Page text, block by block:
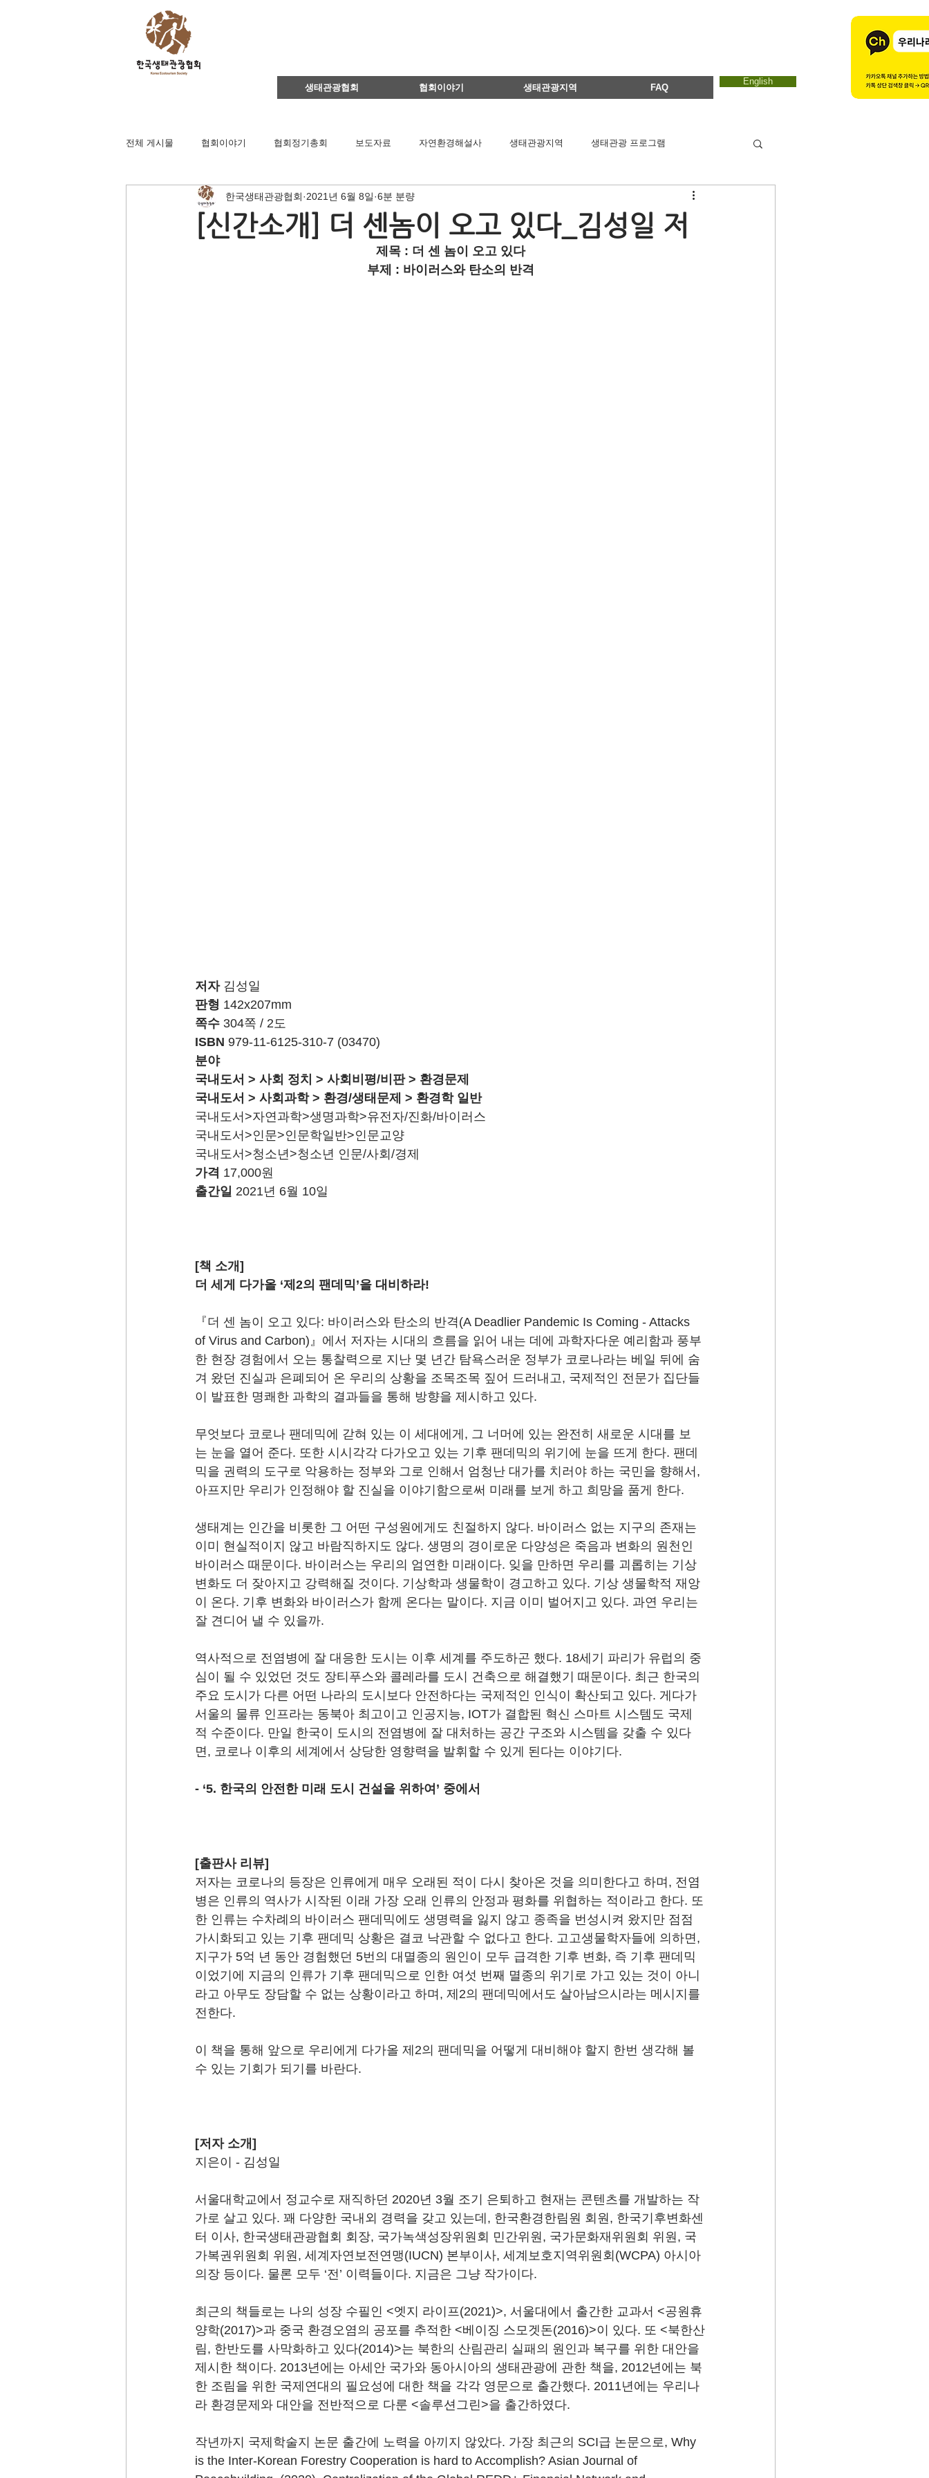
생태관광협회 협회이야기 생태관광지역 FAQ
English
전체 게시물 협회이야기 협회정기총회 보도자료 자연환경해설사 생태관광지역 생태관광 프로그램
영주댐바로알기 생태문화교실 이달의 생태관광지 에코마마
연구용역관련 아카데미 간담회
[신간소개] 더 센놈이 오고 있다_김성일 저
한국생태관광협회 2021년 6월 8일 6분 분량
제목 : 더 센 놈이 오고 있다
부제 : 바이러스와 탄소의 반격
저자 김성일
판형 142x207mm
쪽수 304쪽 / 2도
ISBN 979-11-6125-310-7 (03470)
분야
국내도서 > 사회 정치 > 사회비평/비판 > 환경문제
국내도서 > 사회과학 > 환경/생태문제 > 환경학 일반
국내도서>자연과학>생명과학>유전자/진화/바이러스
국내도서>인문>인문학일반>인문교양
국내도서>청소년>청소년 인문/사회/경제
가격 17,000원
출간일 2021년 6월 10일
[책 소개]
더 세게 다가올 ‘제2의 팬데믹’을 대비하라!
『더 센 놈이 오고 있다: 바이러스와 탄소의 반격(A Deadlier Pandemic Is Coming - Attacks
of Virus and Carbon)』에서 저자는 시대의 흐름을 읽어 내는 데에 과학자다운 예리함과 풍부
한 현장 경험에서 오는 통찰력으로 지난 몇 년간 탐욕스러운 정부가 코로나라는 베일 뒤에 숨
겨 왔던 진실과 은폐되어 온 우리의 상황을 조목조목 짚어 드러내고, 국제적인 전문가 집단들
이 발표한 명쾌한 과학의 결과들을 통해 방향을 제시하고 있다.
무엇보다 코로나 팬데믹에 갇혀 있는 이 세대에게, 그 너머에 있는 완전히 새로운 시대를 보
는 눈을 열어 준다. 또한 시시각각 다가오고 있는 기후 팬데믹의 위기에 눈을 뜨게 한다. 팬데
믹을 권력의 도구로 악용하는 정부와 그로 인해서 엄청난 대가를 치러야 하는 국민을 향해서,
아프지만 우리가 인정해야 할 진실을 이야기함으로써 미래를 보게 하고 희망을 품게 한다.
생태계는 인간을 비롯한 그 어떤 구성원에게도 친절하지 않다. 바이러스 없는 지구의 존재는
이미 현실적이지 않고 바람직하지도 않다. 생명의 경이로운 다양성은 죽음과 변화의 원천인
바이러스 때문이다. 바이러스는 우리의 엄연한 미래이다. 잊을 만하면 우리를 괴롭히는 기상
변화도 더 잦아지고 강력해질 것이다. 기상학과 생물학이 경고하고 있다. 기상 생물학적 재앙
이 온다. 기후 변화와 바이러스가 함께 온다는 말이다. 지금 이미 벌어지고 있다. 과연 우리는
잘 견디어 낼 수 있을까.
역사적으로 전염병에 잘 대응한 도시는 이후 세계를 주도하곤 했다. 18세기 파리가 유럽의 중
심이 될 수 있었던 것도 장티푸스와 콜레라를 도시 건축으로 해결했기 때문이다. 최근 한국의
주요 도시가 다른 어떤 나라의 도시보다 안전하다는 국제적인 인식이 확산되고 있다. 게다가
서울의 물류 인프라는 동북아 최고이고 인공지능, IOT가 결합된 혁신 스마트 시스템도 국제
적 수준이다. 만일 한국이 도시의 전염병에 잘 대처하는 공간 구조와 시스템을 갖출 수 있다
면, 코로나 이후의 세계에서 상당한 영향력을 발휘할 수 있게 된다는 이야기다.
- ‘5. 한국의 안전한 미래 도시 건설을 위하여’ 중에서
[출판사 리뷰]
저자는 코로나의 등장은 인류에게 매우 오래된 적이 다시 찾아온 것을 의미한다고 하며, 전염
병은 인류의 역사가 시작된 이래 가장 오래 인류의 안정과 평화를 위협하는 적이라고 한다. 또
한 인류는 수차례의 바이러스 팬데믹에도 생명력을 잃지 않고 종족을 번성시켜 왔지만 점점
가시화되고 있는 기후 팬데믹 상황은 결코 낙관할 수 없다고 한다. 고고생물학자들에 의하면,
지구가 5억 년 동안 경험했던 5번의 대멸종의 원인이 모두 급격한 기후 변화, 즉 기후 팬데믹
이었기에 지금의 인류가 기후 팬데믹으로 인한 여섯 번째 멸종의 위기로 가고 있는 것이 아니
라고 아무도 장담할 수 없는 상황이라고 하며, 제2의 팬데믹에서도 살아남으시라는 메시지를
전한다.
이 책을 통해 앞으로 우리에게 다가올 제2의 팬데믹을 어떻게 대비해야 할지 한번 생각해 볼
수 있는 기회가 되기를 바란다.
[저자 소개]
지은이 - 김성일
서울대학교에서 정교수로 재직하던 2020년 3월 조기 은퇴하고 현재는 콘텐츠를 개발하는 작
가로 살고 있다. 꽤 다양한 국내외 경력을 갖고 있는데, 한국환경한림원 회원, 한국기후변화센
터 이사, 한국생태관광협회 회장, 국가녹색성장위원회 민간위원, 국가문화재위원회 위원, 국
가복권위원회 위원, 세계자연보전연맹(IUCN) 본부이사, 세계보호지역위원회(WCPA) 아시아
의장 등이다. 물론 모두 ‘전’ 이력들이다. 지금은 그냥 작가이다.
최근의 책들로는 나의 성장 수필인 <엣지 라이프(2021)>, 서울대에서 출간한 교과서 <공원휴
양학(2017)>과 중국 환경오염의 공포를 추적한 <베이징 스모겟돈(2016)>이 있다. 또 <북한산
림, 한반도를 사막화하고 있다(2014)>는 북한의 산림관리 실패의 원인과 복구를 위한 대안을
제시한 책이다. 2013년에는 아세안 국가와 동아시아의 생태관광에 관한 책을, 2012년에는 북
한 조림을 위한 국제연대의 필요성에 대한 책을 각각 영문으로 출간했다. 2011년에는 우리나
라 환경문제와 대안을 전반적으로 다룬 <솔루션그린>을 출간하였다.
작년까지 국제학술지 논문 출간에 노력을 아끼지 않았다. 가장 최근의 SCI급 논문으로, Why
is the Inter-Korean Forestry Cooperation is hard to Accomplish? Asian Journal of